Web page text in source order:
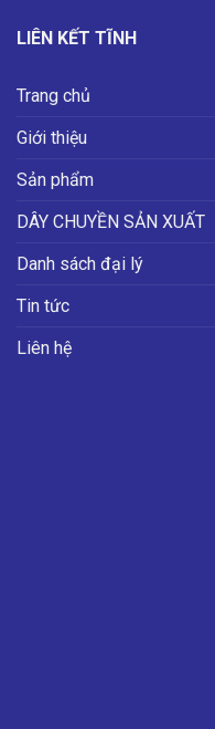
LIÊN KẾT TĨNH
Trang chủ
Giới thiệu
Sản phẩm
DÂY CHUYỀN SẢN XUẤT
Danh sách đại lý
Tin tức
Liên hệ